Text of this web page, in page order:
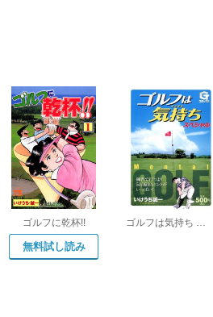
ゴルフに乾杯!!
無料試し読み